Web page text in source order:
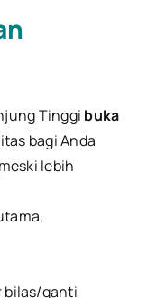
Tinggi buka
bagi Anda
lebih
bilas/ganti